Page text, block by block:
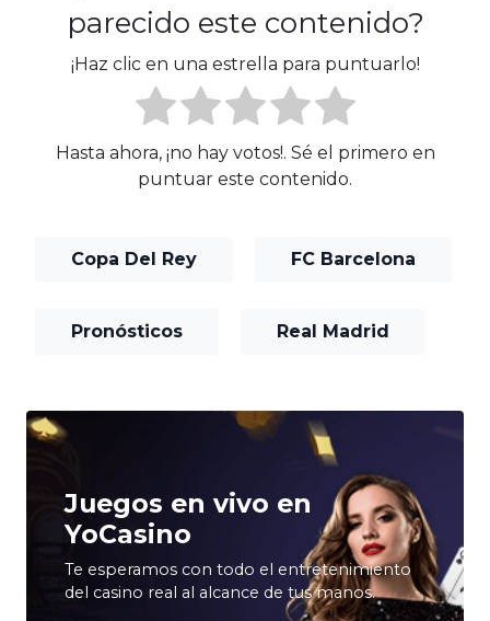
parecido este contenido?
¡Haz clic en una estrella para puntuarlo!
Hasta ahora, ¡no hay votos!. Sé el primero en
puntuar este contenido.
Copa Del Rey FC Barcelona
Pronósticos Real Madrid
Juegos en vivo en
YoCasino
Te esperamos con todo el entretenimiento
del casino real al alcance de tus manos.